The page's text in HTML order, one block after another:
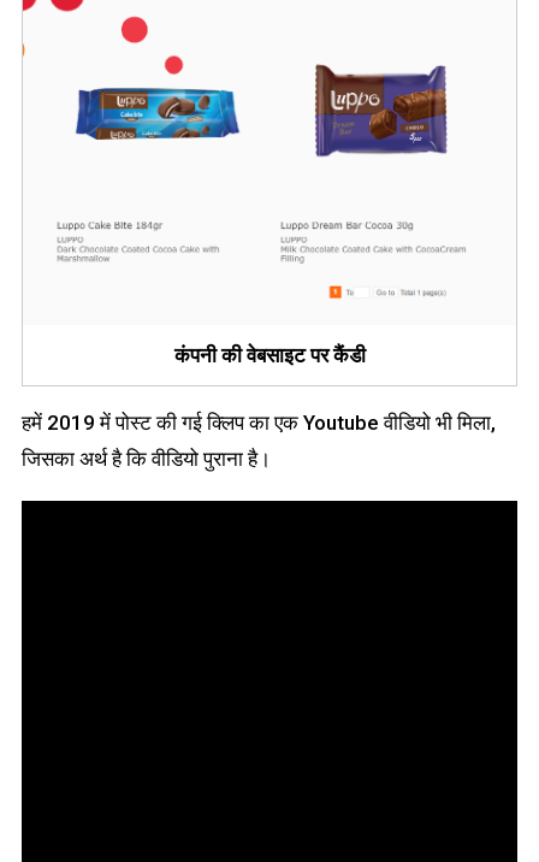
कंपनी की वेबसाइट पर कैंडी
हमें 2019 में पोस्ट की गई क्लिप का एक Youtube वीडियो भी मिला,
जिसका अर्थ है कि वीडियो पुराना है।